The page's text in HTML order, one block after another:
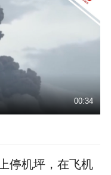
00:34
停机坪，在飞机